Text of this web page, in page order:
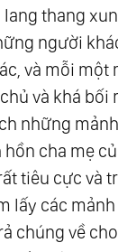
thang
người
và mỗi một
và khá bối
những
cha mẹ
tiêu cực và
lấy các
chúng về